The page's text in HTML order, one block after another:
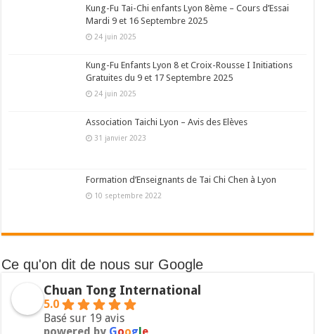
Kung-Fu Tai-Chi enfants Lyon 8ème – Cours d’Essai
Mardi 9 et 16 Septembre 2025
24 juin 2025
Kung-Fu Enfants Lyon 8 et Croix-Rousse I Initiations
Gratuites du 9 et 17 Septembre 2025
24 juin 2025
Association Taichi Lyon – Avis des Elèves
31 janvier 2023
Formation d’Enseignants de Tai Chi Chen à Lyon
10 septembre 2022
Ce qu'on dit de nous sur Google
Chuan Tong International
5.0
Basé sur 19 avis